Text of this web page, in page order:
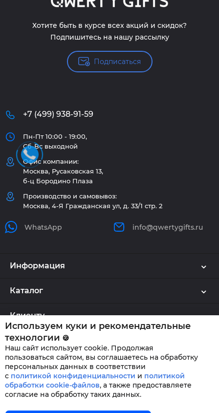
Хотите быть в курсе всех акций и скидок?
Подпишитесь на нашу рассылку
Подписаться
+7 (499) 938-91-59
Пн-Пт 10:00 - 19:00,
Сб-Вс выходной
Офис компании:
Москва, Русаковская 13,
б-ц Бородино Плаза
Производство и самовывоз:
Москва, 4-Я Гражданская ул, д. 33/1 стр. 2
WhatsApp info@qwertygifts.ru
Информация
Каталог
Клиенту
QWERTYGIFTS © 2026
Используем куки и рекомендательные
технологии 🍪
Наш сайт использует cookie. Продолжая
пользоваться сайтом, вы соглашаетесь на обработку
персональных данных в соответствии
с политикой конфиденциальности и политикой
обработки cookie-файлов, а также предоставляете
согласие на обработку таких данных.